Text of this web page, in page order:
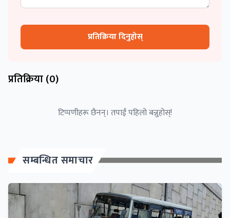
प्रतिक्रिया दिनुहोस्
प्रतिक्रिया (0)
टिप्पणीहरू छैनन्। तपाईं पहिलो बन्नुहोस्!
सम्बन्धित समाचार